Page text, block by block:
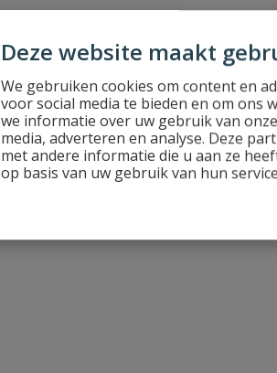
Deze website maakt
We gebruiken cookies om content en
voor social media te bieden en om ons
we informatie over uw gebruik van
media, adverteren en analyse. Deze
met andere informatie die u aan ze
op basis van uw gebruik van hun